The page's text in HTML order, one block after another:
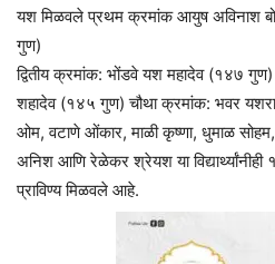
यश मिळवले प्रथम क्रमांक आयुष अविनाश
गुण)
द्वितीय क्रमांक: भोंडवे यश महादेव (१४७
शहादेव (१४५ गुण) चौथा क्रमांक: भवर
ओम, वटाणे ओंकार, माळी कृष्णा, धुमाळ सोहम,
अनिश आणि रेळेकर श्रेयश या
प्राविण्य मिळवले आहे.